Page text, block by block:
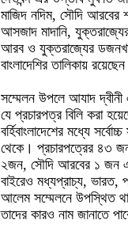
মাজিদ নদিম, সৌদি আরবের
আসজাদ মাদানি,
আরব ও যুক্তরাজ্যের
বাংলাদেশির তালিকায়
সম্মেলন উপলে আযাদ দ্বীনী
যে প্রচারপত্র বিলি করা
বর্হিবাংলাদেশের মধ্যে
থেকে। প্রচারপত্রের ৪৩
২জন, সৌদি আরবের ১ জন
বাইরেও মধ্যপ্রাচ্য, ভারত,
আলেম সম্মেলনে উপস্থিত
তাদের কারও নাম জানাতে